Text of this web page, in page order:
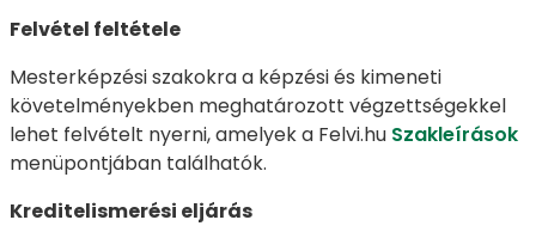
Felvétel feltétele
Mesterképzési szakokra a képzési és kimeneti
követelményekben meghatározott végzettségekkel
lehet felvételt nyerni, amelyek a Felvi.hu Szakleírások
menüpontjában találhatók.
Kreditelismerési eljárás